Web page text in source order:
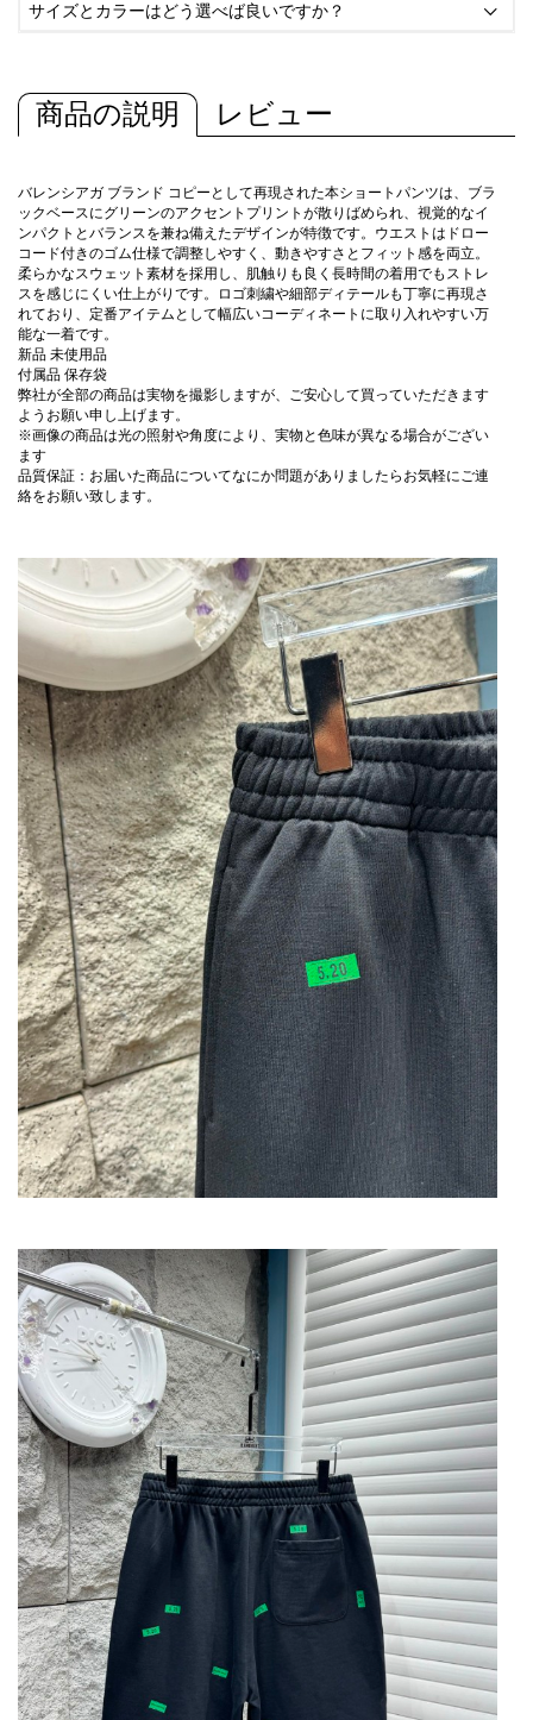
サイズとカラーはどう選べば良いですか？ 
商品の説明 レビュー
バレンシアガ ブランド コピーとして再現された本ショートパンツは、ブラ
ックベースにグリーンのアクセントプリントが散りばめられ、視覚的なイ
ンパクトとバランスを兼ね備えたデザインが特徴です。ウエストはドロー
コード付きのゴム仕様で調整しやすく、動きやすさとフィット感を両立。
柔らかなスウェット素材を採用し、肌触りも良く長時間の着用でもストレ
スを感じにくい仕上がりです。ロゴ刺繍や細部ディテールも丁寧に再現さ
れており、定番アイテムとして幅広いコーディネートに取り入れやすい万
能な一着です。
新品 未使用品
付属品 保存袋
弊社が全部の商品は実物を撮影しますが、ご安心して買っていただきます
ようお願い申し上げます。
※画像の商品は光の照射や角度により、実物と色味が異なる場合がござい
ます
品質保証：お届いた商品についてなにか問題がありましたらお気軽にご連
絡をお願い致します。